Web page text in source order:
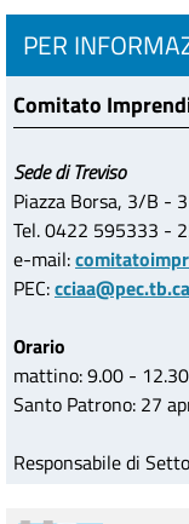
PER
Comitato
Sede di Treviso
Piazza Borsa, 3/B -
Tel. 0422 595333 -
e-mail:
PEC:
Orario
mattino: 9.00 -
Santo Patrono: 27
Responsabile di